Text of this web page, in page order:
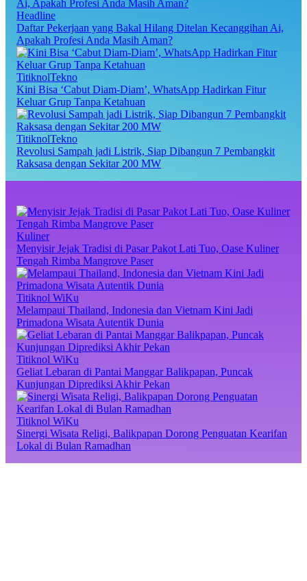
Headline
Daftar Pekerjaan yang Bakal Hilang Ditelan Kecanggihan Ai,
Apakah Profesi Anda Masih Aman?
TitiknolTekno
Kini Bisa ‘Cabut Diam-Diam’, WhatsApp Hadirkan Fitur
Keluar Grup Tanpa Ketahuan
TitiknolTekno
Revolusi Sampah jadi Listrik, Siap Dibangun 7 Pembangkit
Raksasa dengan Sekitar 200 MW
Kuliner
Menyisir Jejak Tradisi di Pasar Pakot Lati Tuo, Oase Kuliner
Tengah Rimba Mangrove Paser
Titiknol WiKu
Melampaui Thailand, Indonesia dan Vietnam Kini Jadi
Primadona Wisata Autentik Dunia
Titiknol WiKu
Geliat Lebaran di Pantai Manggar Balikpapan, Puncak
Kunjungan Diprediksi Akhir Pekan
Titiknol WiKu
Sinergi Wisata Religi, Balikpapan Dorong Penguatan Kearifan
Lokal di Bulan Ramadhan